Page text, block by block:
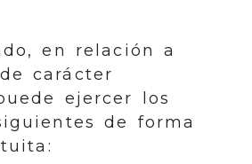
en relación a
carácter
ejercer los
de forma